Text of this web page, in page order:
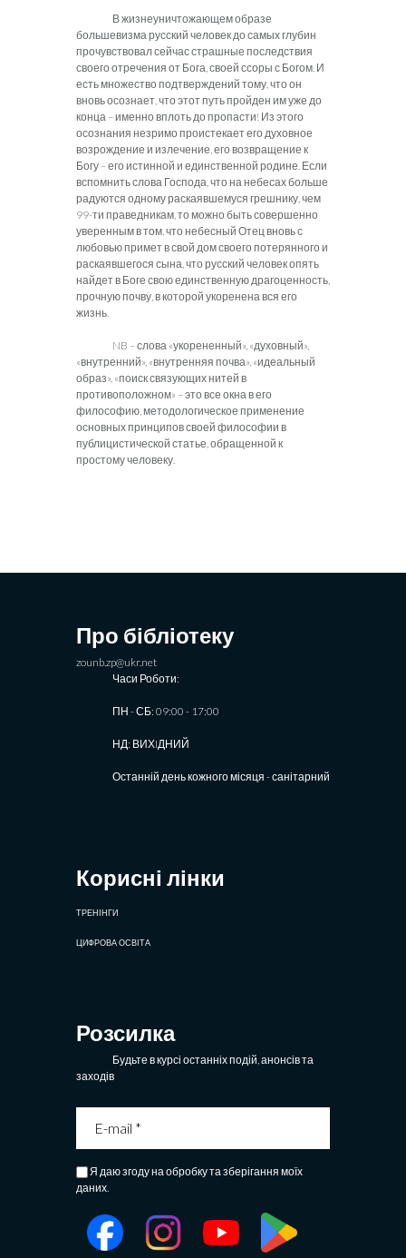
В жизнеуничтожающем образе
большевизма русский человек до самых глубин
прочувствовал сейчас страшные последствия
своего отречения от Бога, своей ссоры с Богом. И
есть множество подтверждений тому, что он
вновь осознает, что этот путь пройден им уже до
конца – именно вплоть до пропасти! Из этого
осознания незримо проистекает его духовное
возрождение и излечение, его возвращение к
Богу – его истинной и единственной родине. Если
вспомнить слова Господа, что на небесах больше
радуются одному раскаявшемуся грешнику, чем
99-ти праведникам, то можно быть совершенно
уверенным в том, что небесный Отец вновь с
любовью примет в свой дом своего потерянного и
раскаявшегося сына, что русский человек опять
найдет в Боге свою единственную драгоценность,
прочную почву, в которой укоренена вся его
жизнь.
NB – слова «укорененный», «духовный»,
«внутренний», «внутренняя почва», «идеальный
образ», «поиск связующих нитей в
противоположном» – это все окна в его
философию, методологическое применение
основных принципов своей философии в
публицистической статье, обращенной к
простому человеку.
Про бібліотеку
zounb.zp@ukr.net
Часи Роботи:
ПН - СБ: 09:00 - 17:00
НД: ВИХIДНИЙ
Останній день кожного місяця - санітарний
Корисні лінки
ТРЕНІНГИ
ЦИФРОВА ОСВІТА
Розсилка
Будьте в курсі останніх подій, анонсів та
заходів
Я даю згоду на обробку та зберігання моїх
даних.